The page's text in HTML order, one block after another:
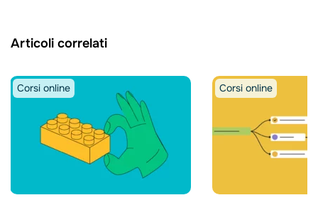
Articoli correlati
Corsi online Corsi online